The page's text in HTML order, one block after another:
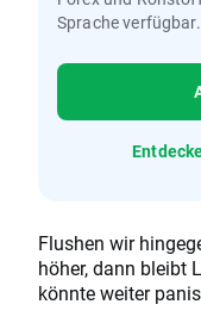
Sprache verfügbar.
Flushen wir
höher, dann bleibt
könnte weiter